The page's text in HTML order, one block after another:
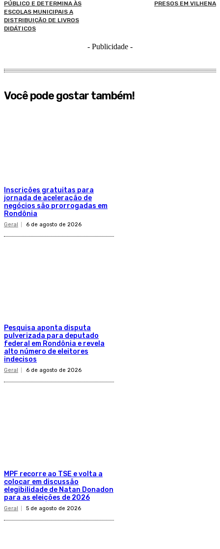
PÚBLICO E DETERMINA ÀS
ESCOLAS MUNICIPAIS A
DISTRIBUIÇÃO DE LIVROS
DIDÁTICOS
PRESOS EM VILHENA
- Publicidade -
Você pode gostar também!
Inscrições gratuitas para
jornada de aceleração de
negócios são prorrogadas em
Rondônia
Geral 6 de agosto de 2026
Pesquisa aponta disputa
pulverizada para deputado
federal em Rondônia e revela
alto número de eleitores
indecisos
Geral 6 de agosto de 2026
MPF recorre ao TSE e volta a
colocar em discussão
elegibilidade de Natan Donadon
para as eleições de 2026
Geral 5 de agosto de 2026